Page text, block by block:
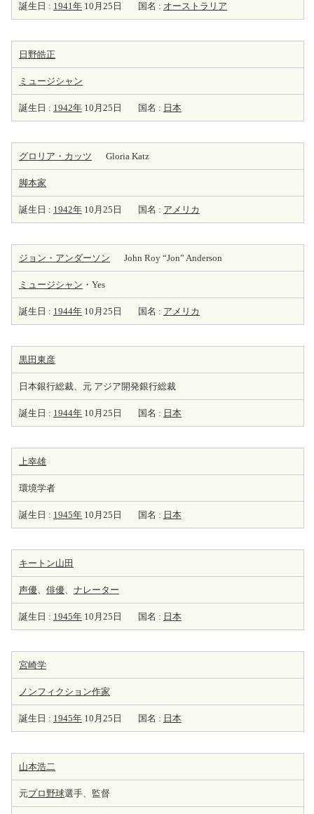
誕生日 : 1941年 10月25日 国名 : オーストラリア
日野皓正
ミュージシャン
誕生日 : 1942年 10月25日 国名 : 日本
グロリア・カッツ Gloria Katz
脚本家
誕生日 : 1942年 10月25日 国名 : アメリカ
ジョン・アンダーソン John Roy “Jon” Anderson
ミュージシャン ・Yes
誕生日 : 1944年 10月25日 国名 : アメリカ
黒田東彦
日本銀行総裁、元 アジア開発銀行総裁
誕生日 : 1944年 10月25日 国名 : 日本
上幸雄
環境学者
誕生日 : 1945年 10月25日 国名 : 日本
キートン山田
声優、 俳優、 ナレーター
誕生日 : 1945年 10月25日 国名 : 日本
宮崎学
ノンフィクション作家
誕生日 : 1945年 10月25日 国名 : 日本
山本浩二
元プロ野球選手、監督